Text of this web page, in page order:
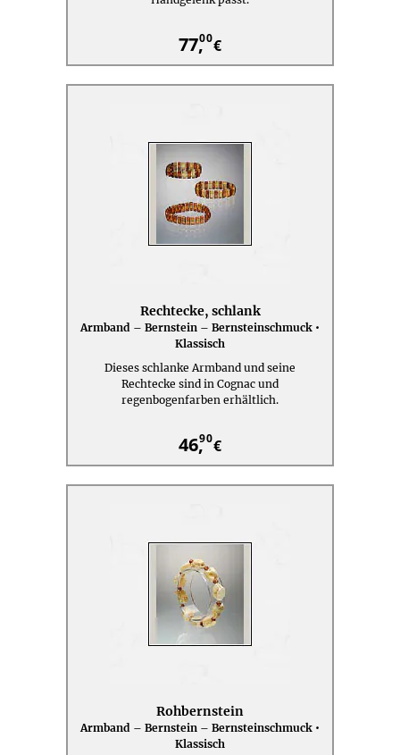
77,00€
Rechtecke, schlank
Armband – Bernstein – Bernsteinschmuck •
Klassisch
Dieses schlanke Armband und seine
Rechtecke sind in Cognac und
regenbogenfarben erhältlich.
46,90€
Rohbernstein
Armband – Bernstein – Bernsteinschmuck •
Klassisch